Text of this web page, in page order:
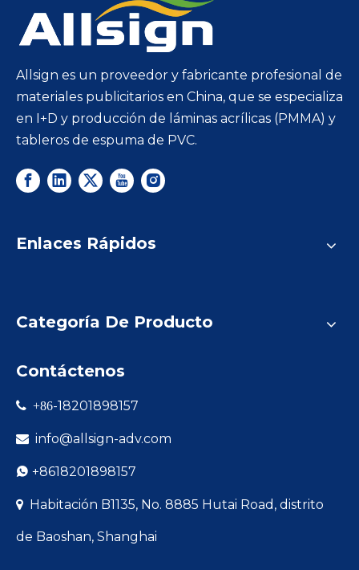
Allsign es un proveedor y fabricante profesional de
materiales publicitarios en China, que se especializa
en I+D y producción de láminas acrílicas (PMMA) y
tableros de espuma de PVC.
Enlaces Rápidos
Categoría De Producto
Contáctenos
 +86-18201898157
 info@allsign-adv.com
 +8618201898157
 Habitación B1135, No. 8885 Hutai Road, distrito
de Baoshan, Shanghai